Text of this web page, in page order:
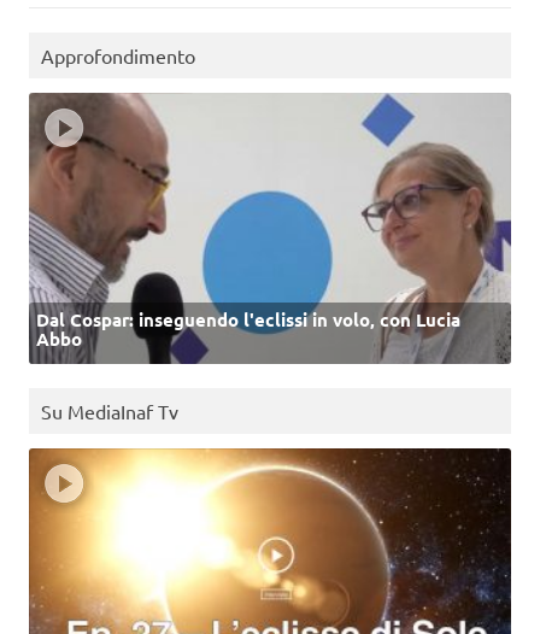
Approfondimento
Dal Cospar: inseguendo l'eclissi in volo, con Lucia
Abbo
Su MediaInaf Tv